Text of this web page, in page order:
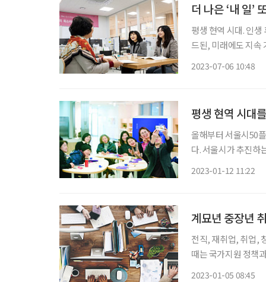
더 나은 ‘내 일’
평생 현역 시대. 인
드된, 미래에도 지속
2023-07-06 10:48
평생 현역 시대
올해부터 서울시50
다. 서울시가 추진하
2023-01-12 11:22
계묘년 중장년
전직, 재취업, 취업,
때는 국가지원 정책
2023-01-05 08:45